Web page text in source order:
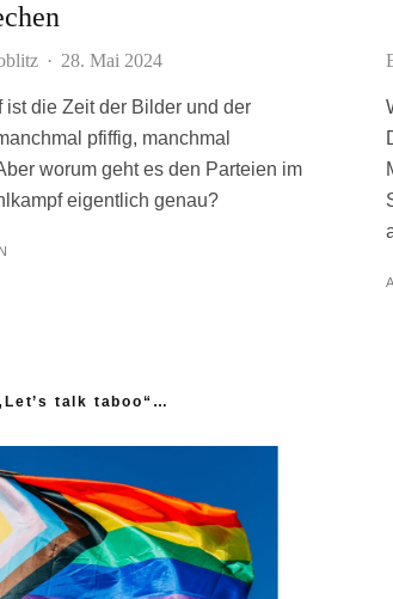
· 28. Mai 2024
ist die Zeit der Bilder und der
pfiffig, manchmal
worum geht es den Parteien im
eigentlich genau?
talk taboo“…